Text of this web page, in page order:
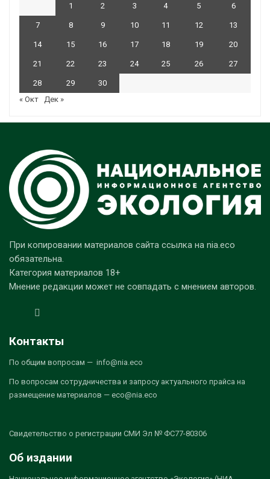
1 2 3 4 5 6
7 8 9 10 11 12 13
14 15 16 17 18 19 20
21 22 23 24 25 26 27
28 29
30
« Окт
Дек »
При копировании материалов сайта ссылка на nia.eco
обязательна.
Категория материалов 18+
Мнение редакции может не совпадать с мнением авторов.
Контакты
По общим вопросам — info@nia.eco
По вопросам сотрудничества и запросу актуального прайса на
размещение материалов — eco@nia.eco
Свидетельство о регистрации СМИ Эл № ФС77-80306
Об издании